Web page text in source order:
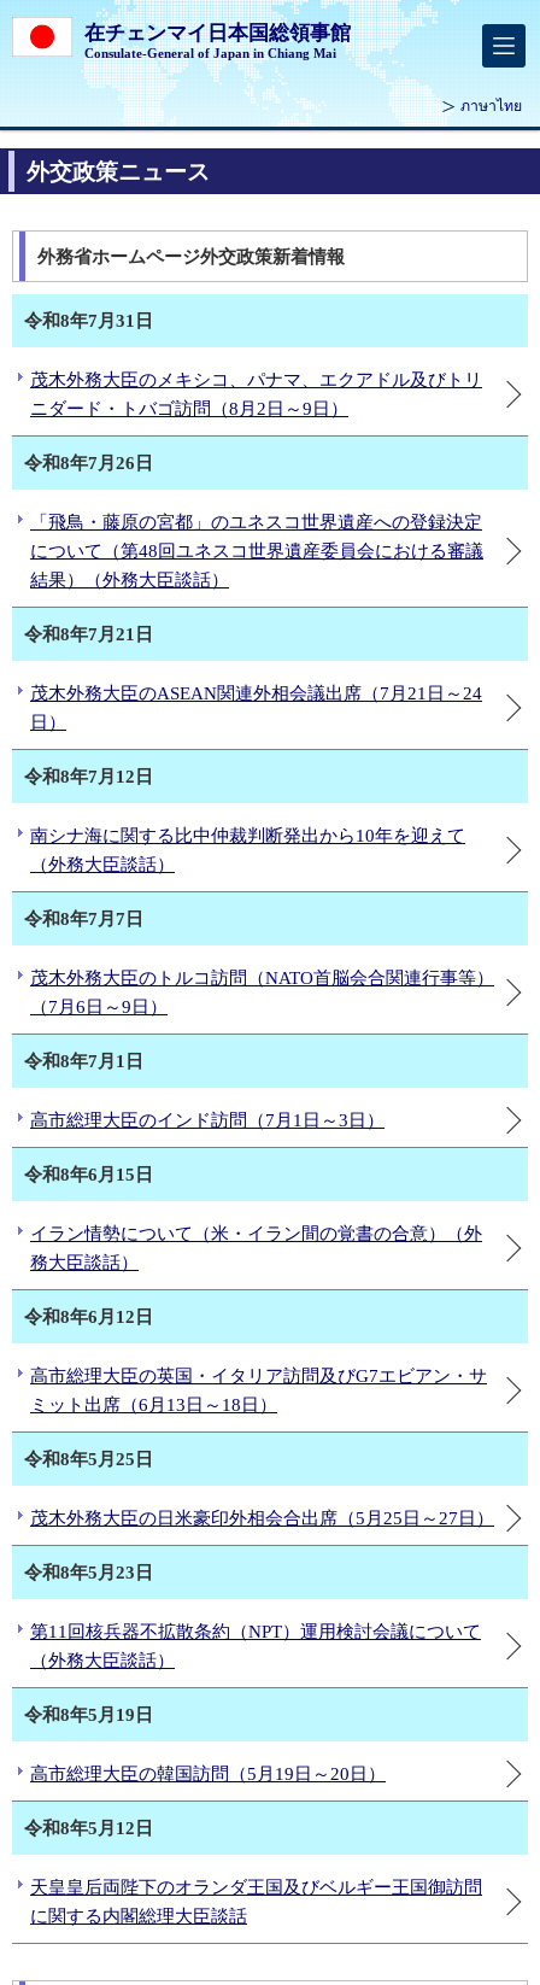
在チェンマイ日本国総領事館
Consulate-General of Japan in Chiang Mai
ภาษาไทย
外交政策ニュース
外務省ホームページ外交政策新着情報
令和8年7月31日
茂木外務大臣のメキシコ、パナマ、エクアドル及びトリ
ニダード・トバゴ訪問（8月2日～9日）
令和8年7月26日
「飛鳥・藤原の宮都」のユネスコ世界遺産への登録決定
について（第48回ユネスコ世界遺産委員会における審議
結果）（外務大臣談話）
令和8年7月21日
茂木外務大臣のASEAN関連外相会議出席（7月21日～24
日）
令和8年7月12日
南シナ海に関する比中仲裁判断発出から10年を迎えて
（外務大臣談話）
令和8年7月7日
茂木外務大臣のトルコ訪問（NATO首脳会合関連行事等）
（7月6日～9日）
令和8年7月1日
高市総理大臣のインド訪問（7月1日～3日）
令和8年6月15日
イラン情勢について（米・イラン間の覚書の合意）（外
務大臣談話）
令和8年6月12日
高市総理大臣の英国・イタリア訪問及びG7エビアン・サ
ミット出席（6月13日～18日）
令和8年5月25日
茂木外務大臣の日米豪印外相会合出席（5月25日～27日）
令和8年5月23日
第11回核兵器不拡散条約（NPT）運用検討会議について
（外務大臣談話）
令和8年5月19日
高市総理大臣の韓国訪問（5月19日～20日）
令和8年5月12日
天皇皇后両陛下のオランダ王国及びベルギー王国御訪問
に関する内閣総理大臣談話